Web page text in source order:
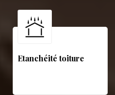
Etanchéité toiture